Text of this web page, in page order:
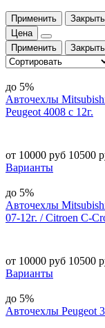
Применить
Закрыть
Цена
Применить
Закрыть
до 5%
Авточехлы
Peugeot 4008 с 12г.
от 10000 руб 10500
Варианты
до 5%
Авточехлы
07-12г. / Citroen C-
от 10000 руб 10500
Варианты
до 5%
Авточехлы Peugeot